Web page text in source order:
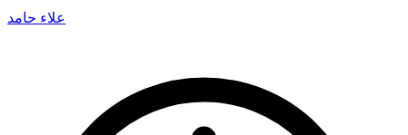
علاء حامد